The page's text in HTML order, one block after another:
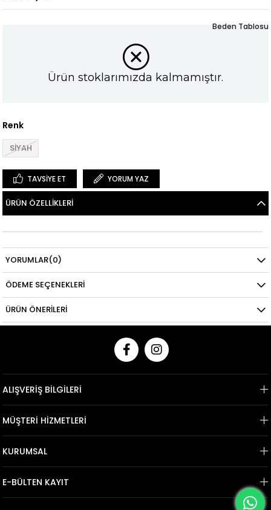
Ürün stoklarımızda kalmamıştır.
Renk
SİYAH
Beden Tablosu
TAVSIYE ET YORUM YAZ
ÜRÜN ÖZELLIKLERI
YORUMLAR(0)
ÖDEME SEÇENEKLERI
ÜRÜN ÖNERILERI
ALIŞVERİŞ BİLGİLERİ
MÜŞTERİ HİZMETLERİ
KURUMSAL
E-BÜLTEN KAYIT